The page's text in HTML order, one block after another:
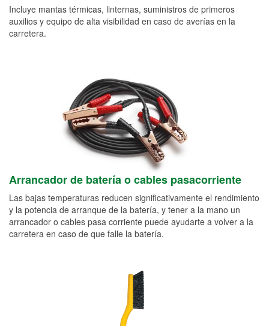
Incluye mantas térmicas, linternas, suministros de primeros
auxilios y equipo de alta visibilidad en caso de averías en la
carretera.
Arrancador de batería o cables pasacorriente
Las bajas temperaturas reducen significativamente el rendimiento
y la potencia de arranque de la batería, y tener a la mano un
arrancador o cables pasa corriente puede ayudarte a volver a la
carretera en caso de que falle la batería.